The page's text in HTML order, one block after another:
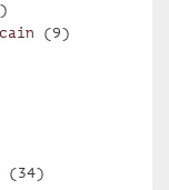
(9)
(34)